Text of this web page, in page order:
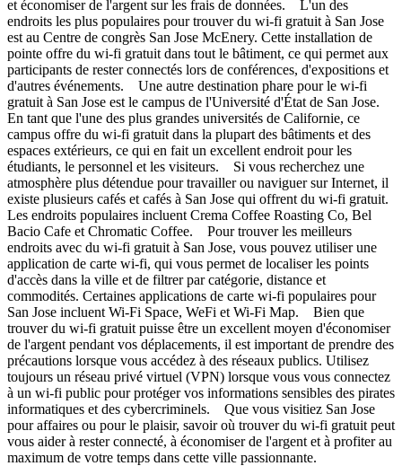
et économiser de l'argent sur les frais de données. L'un des
endroits les plus populaires pour trouver du wi-fi gratuit à San Jose
est au Centre de congrès San Jose McEnery. Cette installation de
pointe offre du wi-fi gratuit dans tout le bâtiment, ce qui permet aux
participants de rester connectés lors de conférences, d'expositions et
d'autres événements. Une autre destination phare pour le wi-fi
gratuit à San Jose est le campus de l'Université d'État de San Jose.
En tant que l'une des plus grandes universités de Californie, ce
campus offre du wi-fi gratuit dans la plupart des bâtiments et des
espaces extérieurs, ce qui en fait un excellent endroit pour les
étudiants, le personnel et les visiteurs. Si vous recherchez une
atmosphère plus détendue pour travailler ou naviguer sur Internet, il
existe plusieurs cafés et cafés à San Jose qui offrent du wi-fi gratuit.
Les endroits populaires incluent Crema Coffee Roasting Co, Bel
Bacio Cafe et Chromatic Coffee. Pour trouver les meilleurs
endroits avec du wi-fi gratuit à San Jose, vous pouvez utiliser une
application de carte wi-fi, qui vous permet de localiser les points
d'accès dans la ville et de filtrer par catégorie, distance et
commodités. Certaines applications de carte wi-fi populaires pour
San Jose incluent Wi-Fi Space, WeFi et Wi-Fi Map. Bien que
trouver du wi-fi gratuit puisse être un excellent moyen d'économiser
de l'argent pendant vos déplacements, il est important de prendre des
précautions lorsque vous accédez à des réseaux publics. Utilisez
toujours un réseau privé virtuel (VPN) lorsque vous vous connectez
à un wi-fi public pour protéger vos informations sensibles des pirates
informatiques et des cybercriminels. Que vous visitiez San Jose
pour affaires ou pour le plaisir, savoir où trouver du wi-fi gratuit peut
vous aider à rester connecté, à économiser de l'argent et à profiter au
maximum de votre temps dans cette ville passionnante.